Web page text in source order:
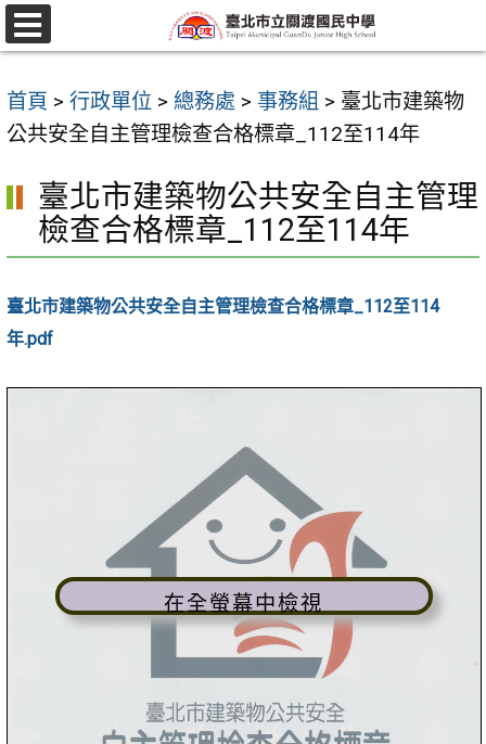
跳
至
要
內
區
選
單
首頁 > 行政單位 > 總務處 > 事務組 > 臺北市建築物
公共安全自主管理檢查合格標章_112至114年
臺北市建築物公共安全自主管理
檢查合格標章_112至114年
臺北市建築物公共安全自主管理檢查合格標章_112至114
年.pdf
在全螢幕中檢視